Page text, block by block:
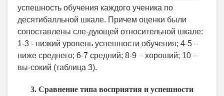
успешность обучения каждого ученика по
десятибалльной шкале. Причем оценки были
сопоставлены сле-дующей относительной шкале:
1-3 - низкий уровень успешности обучения; 4-5 –
ниже среднего; 6-7 средний; 8-9 – хороший; 10 –
вы-сокий (таблица 3).
3. Сравнение типа восприятия и успешности